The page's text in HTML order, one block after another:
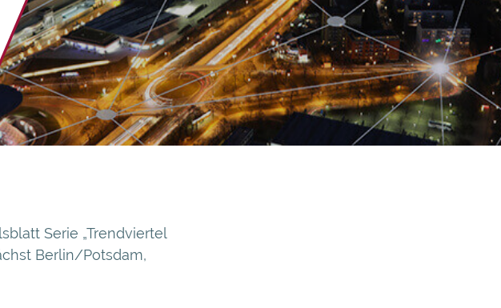
Serie „Trendviertel
Berlin/Potsdam,